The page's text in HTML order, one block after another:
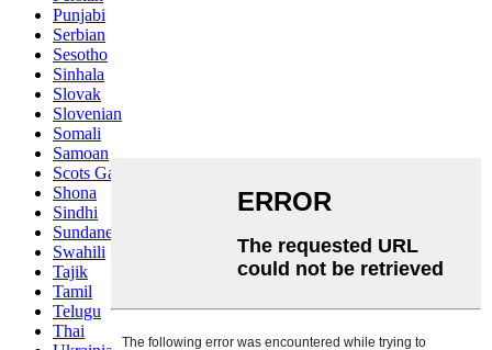
Punjabi
Serbian
Sesotho
Sinhala
Slovak
Slovenian
Somali
Samoan
Scots Gaelic
Shona
Sindhi
Sundanese
Swahili
Tajik
Tamil
Telugu
Thai